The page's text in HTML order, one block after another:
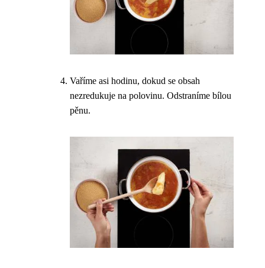
Vaříme asi hodinu, dokud se obsah
nezredukuje na polovinu. Odstraníme bílou
pěnu.